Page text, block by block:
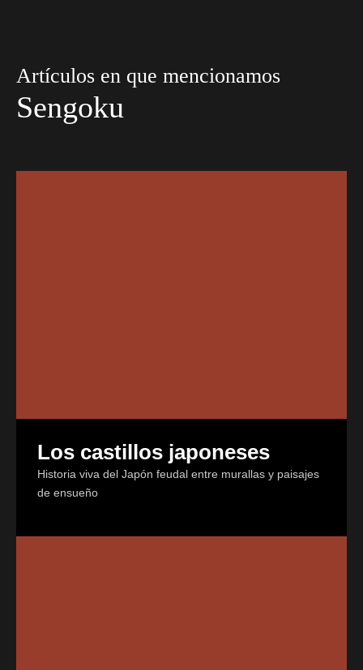
Artículos en que mencionamos
Sengoku
Los castillos japoneses
Historia viva del Japón feudal entre murallas y paisajes
de ensueño